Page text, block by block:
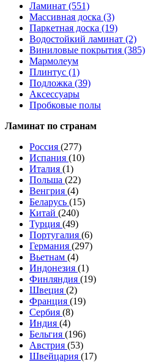
Ламинат (551)
Массивная доска (3)
Паркетная доска (19)
Водостойкий ламинат (2)
Виниловые покрытия (385)
Мармолеум
Плинтус (1)
Подложка (39)
Аксессуары
Пробковые полы
Ламинат по странам
Россия (277)
Испания (10)
Италия (1)
Польша (22)
Венгрия (4)
Беларусь (15)
Китай (240)
Турция (49)
Португалия (6)
Германия (297)
Вьетнам (4)
Индонезия (1)
Финляндия (19)
Швеция (2)
Франция (19)
Сербия (8)
Индия (4)
Бельгия (196)
Австрия (53)
Швейцария (17)